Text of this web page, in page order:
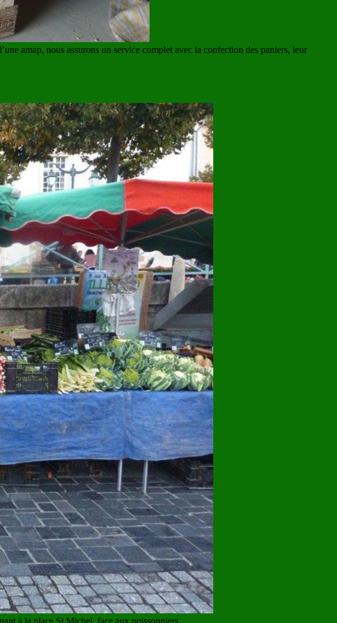
amap, nous assurons un service complet avec la confection des paniers, leur
à la place St Michel, face aux poissonniers.